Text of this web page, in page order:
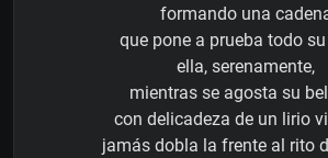
formando una
que pone a prueba todo
ella, serenamente,
mientras se agosta su
con delicadeza de un lirio
jamás dobla la frente al rito